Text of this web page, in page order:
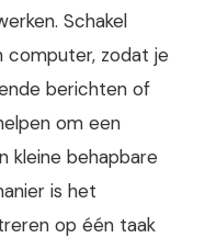
Schakel
computer, zodat je
berichten of
om een
kleine behapbare
is het
op één taak